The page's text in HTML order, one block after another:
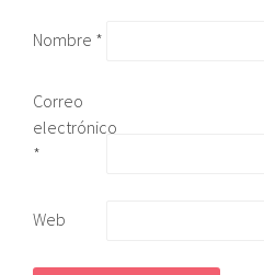
Nombre *
Correo
electrónico
*
Web